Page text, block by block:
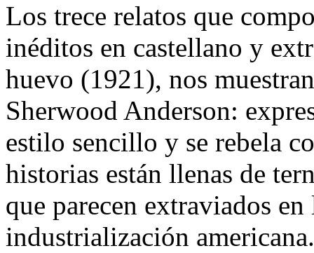
Los trece relatos que
inéditos en castellano y
huevo (1921), nos
Sherwood Anderson:
estilo sencillo y se rebela
historias están llenas de
que parecen extraviados
industrialización americana.